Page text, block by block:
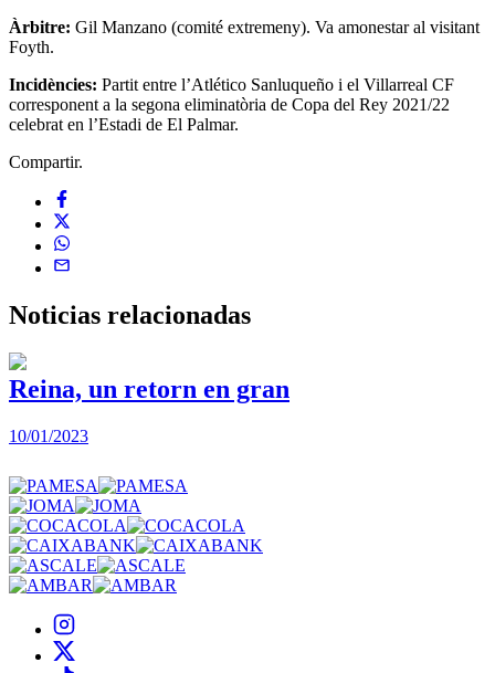
Àrbitre: Gil Manzano (comité extremeny). Va amonestar al visitant
Foyth.
Incidències: Partit entre l’Atlético Sanluqueño i el Villarreal CF
corresponent a la segona eliminatòria de Copa del Rey 2021/22
celebrat en l’Estadi de El Palmar.
Compartir.
Noticias relacionadas
Reina, un retorn en gran
10/01/2023